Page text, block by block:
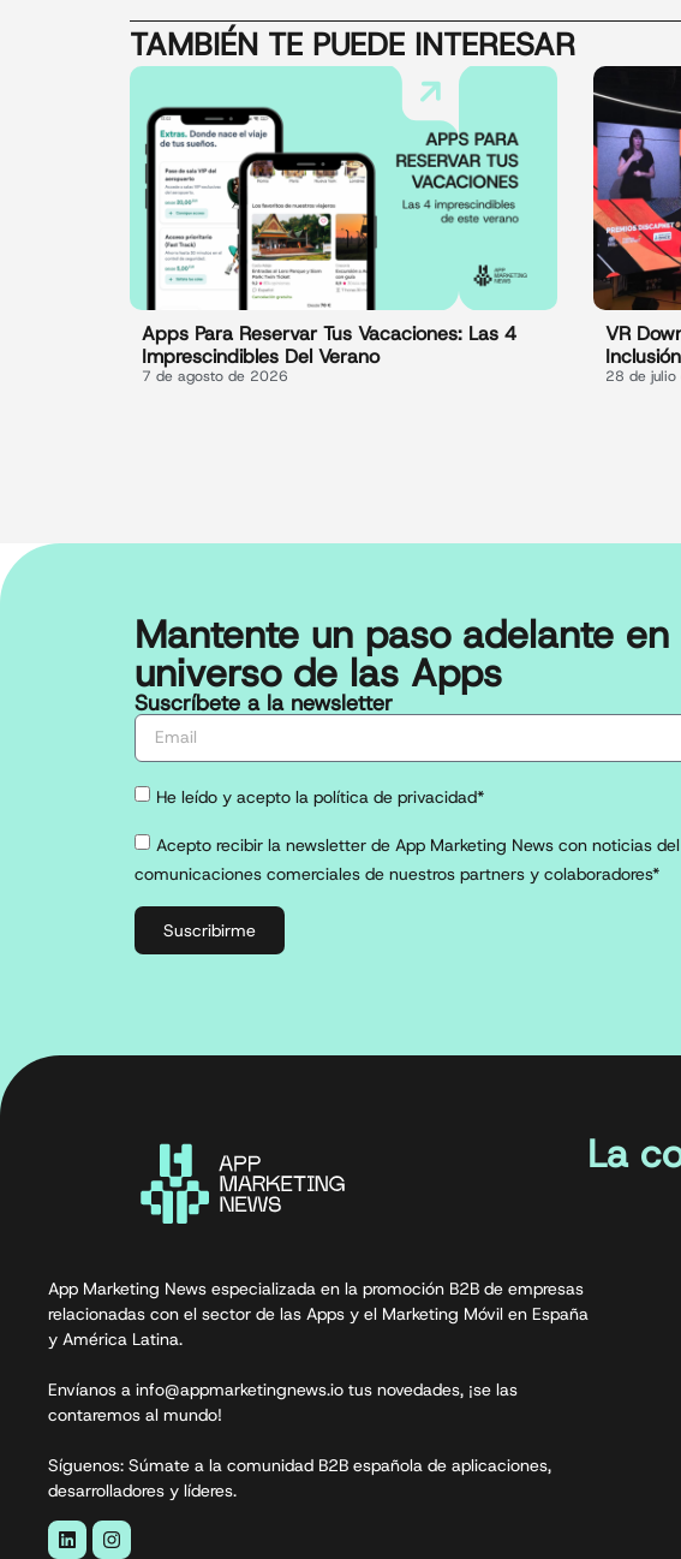
TAMBIÉN TE PUEDE INTERESAR
Apps Para Reservar Tus Vacaciones: Las 4
Imprescindibles Del Verano
7 de agosto de 2026
VR
28 de
Mantente un paso adelante en
universo de las Apps
Suscríbete a la newsletter
He leído y acepto la política de privacidad*
Acepto recibir la newsletter de App Marketing News con noticias
comunicaciones comerciales de nuestros partners y colaboradores*
Suscribirme
La
App Marketing News especializada en la promoción B2B de empresas
relacionadas con el sector de las Apps y el Marketing Móvil en España
y América Latina.
Envíanos a info@appmarketingnews.io tus novedades, ¡se las
contaremos al mundo!
Síguenos: Súmate a la comunidad B2B española de aplicaciones,
desarrolladores y líderes.